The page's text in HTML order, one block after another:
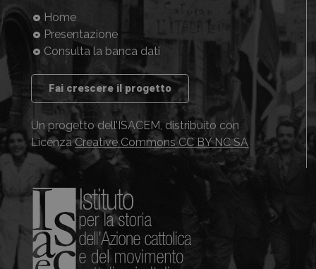
Home
Presentazione
Consulta la banca dati
Fai crescere il progetto
Un progetto dell’ISACEM, distribuito con
LicenzaCreative Commons CC BY NC SA